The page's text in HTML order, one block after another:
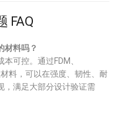
FAQ
材料吗？
可控。通过FDM、
料，可以在强度、韧性、耐
，满足大部分设计验证需